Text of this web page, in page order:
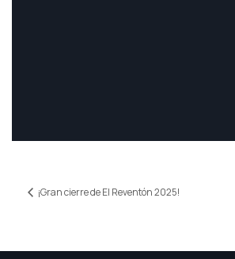
¡Gran cierre de El Reventón 2025!